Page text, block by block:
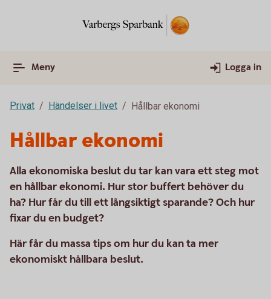
Meny Logga in
Privat Händelser i livet Hållbar ekonomi
Hållbar ekonomi
Alla ekonomiska beslut du tar kan vara ett steg mot
en hållbar ekonomi. Hur stor buffert behöver du
ha? Hur får du till ett långsiktigt sparande? Och hur
fixar du en budget?
Här får du massa tips om hur du kan ta mer
ekonomiskt hållbara beslut.